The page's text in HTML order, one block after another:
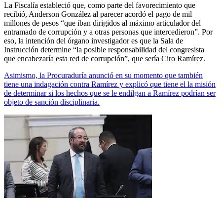
La Fiscalía estableció que, como parte del favorecimiento que
recibió, Anderson González al parecer acordó el pago de mil
millones de pesos “que iban dirigidos al máximo articulador del
entramado de corrupción y a otras personas que intercedieron”. Por
eso, la intención del órgano investigador es que la Sala de
Instrucción determine “la posible responsabilidad del congresista
que encabezaría esta red de corrupción”, que sería Ciro Ramírez.
Asimismo, la Procuraduría anunció en su momento que también
tiene una indagación contra Ramírez y explicó que tiene el la misión
de determinar si los hechos que se le endilgan a Ramírez podrían ser
objeto de sanción disciplinaria.